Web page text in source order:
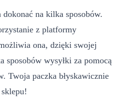
na kilka sposobów.
z platformy
ona, dzięki swojej
wysyłki za pomocą
Twoja paczka błyskawicznie